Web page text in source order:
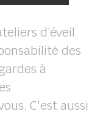
d’éveil
des
à
C'est aussi